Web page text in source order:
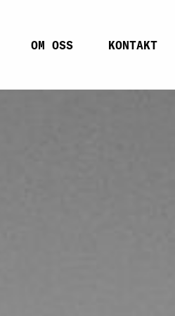
OM OSS KONTAKT